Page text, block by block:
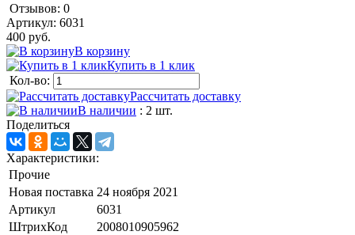
Отзывов: 0
Артикул: 6031
400 руб.
В корзину
Купить в 1 клик
Кол-во:
Рассчитать доставку
В наличии : 2 шт.
Поделиться
Характеристики:
Прочие
Новая поставка 24 ноября 2021
Артикул
6031
ШтрихКод
2008010905962